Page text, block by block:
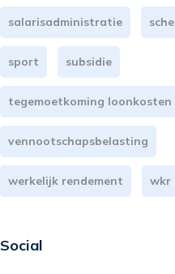
salarisadministratie
sport subsidie
tegemoetkoming loonkosten
vennootschapsbelasting
werkelijk rendement wkr
Social